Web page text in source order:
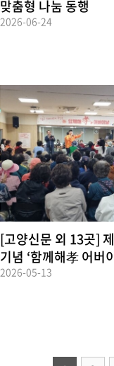
맞춤형 나눔 동행
2026-06-24
[고양신문 외 13곳]
기념 ‘함께해孝 어버
2026-05-13